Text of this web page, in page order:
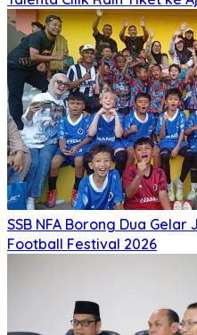
SSB NFA Borong Dua
Football Festival 2026